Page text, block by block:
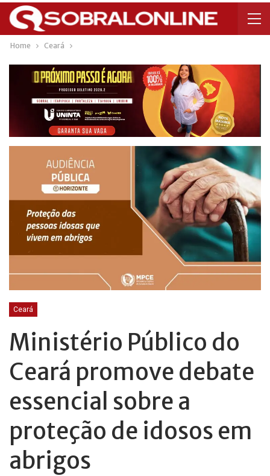
Home Ceará
Ceará
Ministério Público do
Ceará promove debate
essencial sobre a
proteção de idosos em
abrigos